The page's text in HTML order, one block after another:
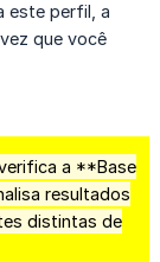
este perfil, a
vez que você
a **Base
resultados
distintas de